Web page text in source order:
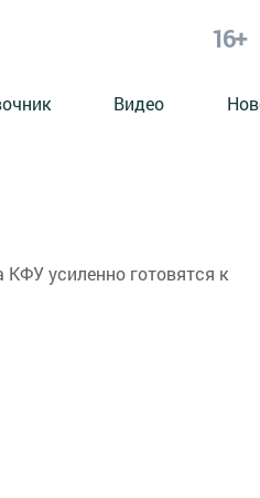
16+
Видео
усиленно готовятся к